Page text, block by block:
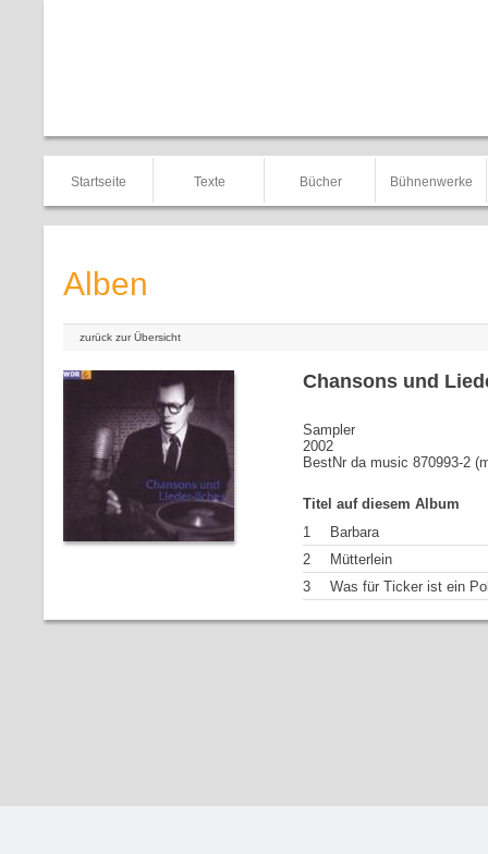
Startseite Texte Bücher Bühnenwerke
Alben
zurück zur Übersicht
Chansons und
Sampler
2002
BestNr da music 870993-2
Titel auf diesem Album
1
Barbara
2
Mütterlein
3
Was für Ticker ist ein